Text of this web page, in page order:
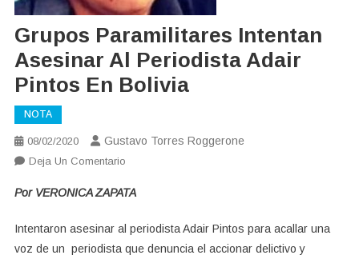
Grupos Paramilitares Intentan
Asesinar Al Periodista Adair
Pintos En Bolivia
NOTA
08/02/2020 Gustavo Torres Roggerone
Deja Un ComentarioEn
Paramilitares
Asesinar
Al
Por VERONICA ZAPATA
Intentaron asesinar al periodista Adair Pintos para acallar una
voz de un periodista que denuncia el accionar delictivo y